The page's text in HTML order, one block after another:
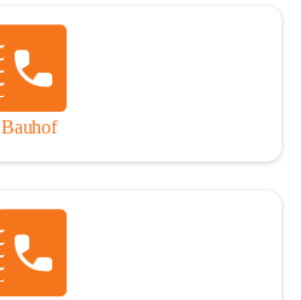
Bauhof